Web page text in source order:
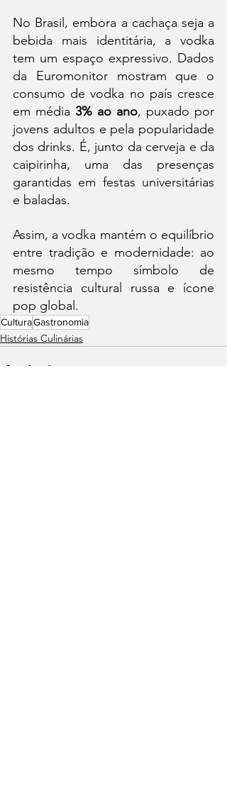
No Brasil, embora a cachaça seja a
bebida mais identitária, a vodka
tem um espaço expressivo. Dados
da Euromonitor mostram que o
consumo de vodka no país cresce
em média 3% ao ano, puxado por
jovens adultos e pela popularidade
dos drinks. É, junto da cerveja e da
caipirinha, uma das presenças
garantidas em festas universitárias
e baladas.
Assim, a vodka mantém o equilíbrio
entre tradição e modernidade: ao
mesmo tempo símbolo de
resistência cultural russa e ícone
pop global.
CulturaGastronomia
Histórias Culinárias